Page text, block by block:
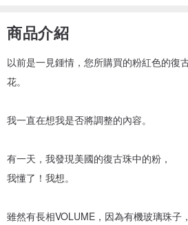
商品介紹
以前是一見鍾情，您所購買的粉紅色的復
花。
我一直在想我是否將調整的內容。
有一天，我發現美國的復古珠中的粉，
我懂了！我想。
雖然有長相VOLUME，因為有機玻璃珠子，